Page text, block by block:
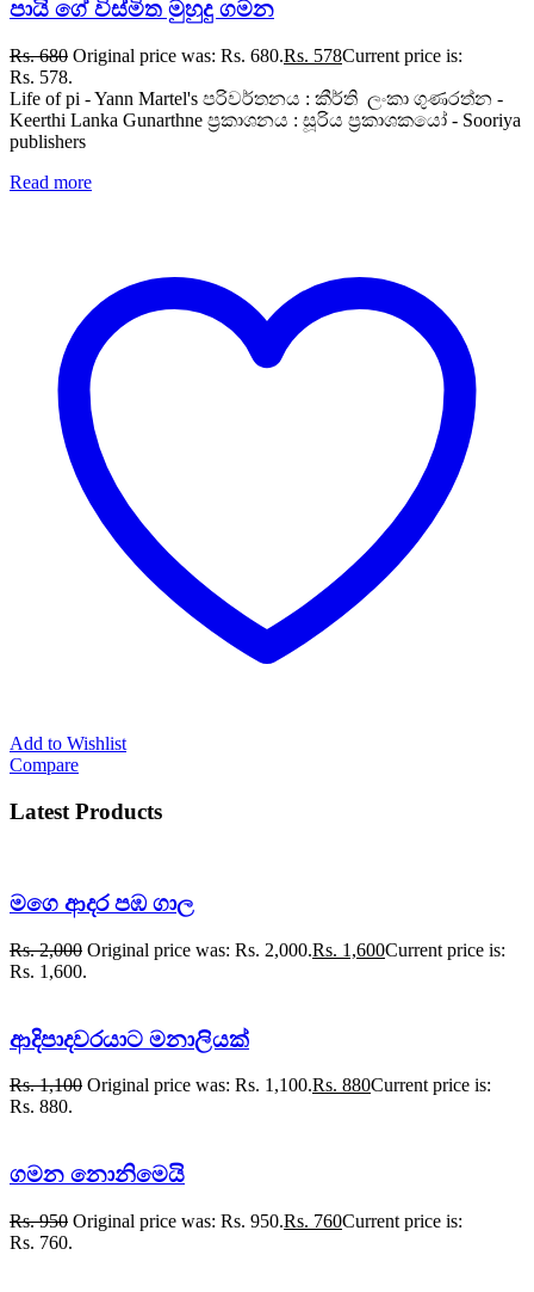
පායි ගේ විස්මිත මුහුදු ගමන
Rs.680 Original price was: Rs. 680.Rs. 578Current price is:
Rs. 578.
Life of pi - Yann Martel's පරිවර්තනය : කීර්ති ලංකා ගුණරත්න -
Keerthi Lanka Gunarthne ප්‍රකාශනය : සූරිය ප්‍රකාශකයෝ - Sooriya
publishers
Read more
Add to Wishlist
Compare
Latest Products
මගෙ ආදර පඹ ගාල
Rs.2,000 Original price was: Rs. 2,000.Rs. 1,600Current price is:
Rs. 1,600.
ආදිපාදවරයාට මනාලියක්
Rs.1,100 Original price was: Rs. 1,100.Rs. 880Current price is:
Rs. 880.
ගමන නොනිමෙයි
Rs.950 Original price was: Rs. 950.Rs. 760Current price is:
Rs. 760.